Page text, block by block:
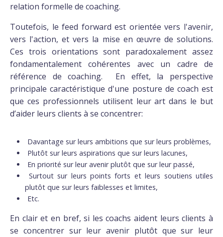
relation formelle de coaching.
Toutefois, le feed forward est orientée vers l'avenir,
vers l'action, et vers la mise en œuvre de solutions.
Ces trois orientations sont paradoxalement assez
fondamentalement cohérentes avec un cadre de
référence de coaching. En effet, la perspective
principale caractéristique d'une posture de coach est
que ces professionnels utilisent leur art dans le but
d’aider leurs clients à se concentrer:
Davantage sur leurs ambitions que sur leurs problèmes,
Plutôt sur leurs aspirations que sur leurs lacunes,
En priorité sur leur avenir plutôt que sur leur passé,
Surtout sur leurs points forts et leurs soutiens utiles
plutôt que sur leurs faiblesses et limites,
Etc.
En clair et en bref, si les coachs aident leurs clients à
se concentrer sur leur avenir plutôt que sur leur